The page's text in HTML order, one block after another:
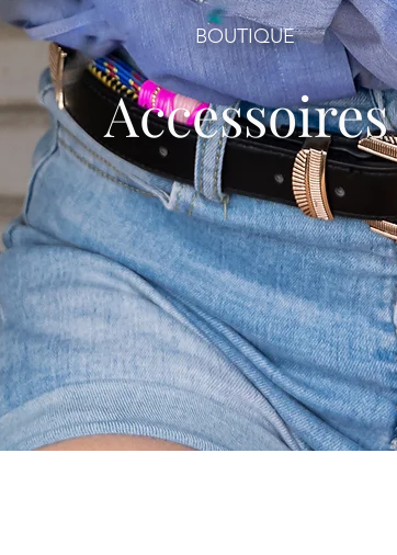
BOUTIQUE
Accessoires